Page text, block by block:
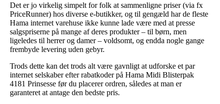
Det er jo virkelig simpelt for folk at sammenligne priser (via fx
PriceRunner) hos diverse e-butikker, og til gengæld har de fleste
Hama internet varehuse ikke kunne lade være med at presse
salgspriserne på mange af deres produkter – til børn, men
ligeledes til herrer og damer – voldsomt, og endda nogle gange
frembyde levering uden gebyr.
Trods dette kan det trods alt være gavnligt at udforske et par
internet selskaber efter rabatkoder på Hama Midi Blisterpak
4181 Prinsesse før du placerer ordren, således at man er
garanteret at antage den bedste pris.